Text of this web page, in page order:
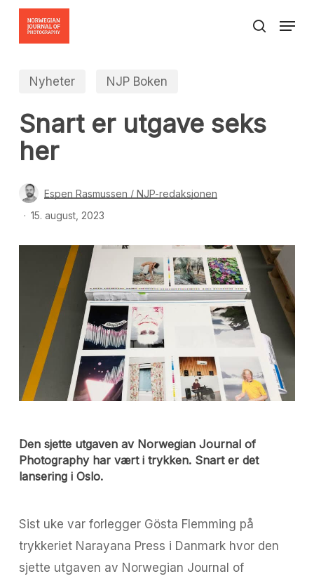
Skip
content
search
Menu
Nyheter NJP Boken
Snart er utgave seks
her
Espen Rasmussen / NJP-redaksjonen
15. august, 2023
Den sjette utgaven av Norwegian Journal of
Photography har vært i trykken. Snart er det
lansering i Oslo.
Sist uke var forlegger Gösta Flemming på
trykkeriet Narayana Press i Danmark hvor den
sjette utgaven av Norwegian Journal of